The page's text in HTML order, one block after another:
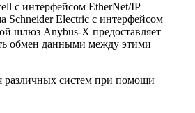
с интерфейсом EtherNet/IP
Schneider Electric с интерфейсом
шлюз Anybus-X предоставляет
обмен данными между этими